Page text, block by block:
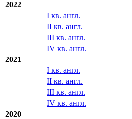
2022
I кв. англ.
II кв. англ.
III кв. англ.
IV кв. англ.
2021
I кв. англ.
II кв. англ.
III кв. англ.
IV кв. англ.
2020